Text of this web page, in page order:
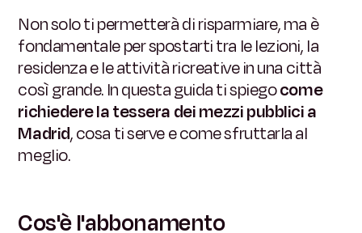
Non solo ti permetterà di risparmiare, ma è
fondamentale per spostarti tra le lezioni, la
residenza e le attività ricreative in una città
così grande. In questa guida ti spiegocome
richiedere la tessera dei mezzi pubblici a
Madrid, cosa ti serve e come sfruttarla al
meglio.
Cos'è l'abbonamento